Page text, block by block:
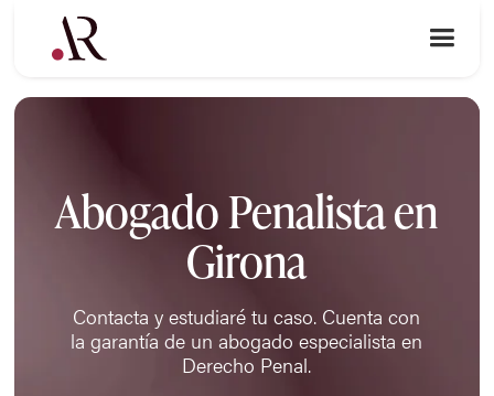
Abogado Penalista en
Girona
Contacta y estudiaré tu caso. Cuenta con
la garantía de un abogado especialista en
Derecho Penal.